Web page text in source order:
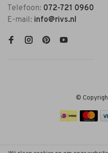
Telefoon: 072-721 0960
E-mail: info@rivs.nl
©